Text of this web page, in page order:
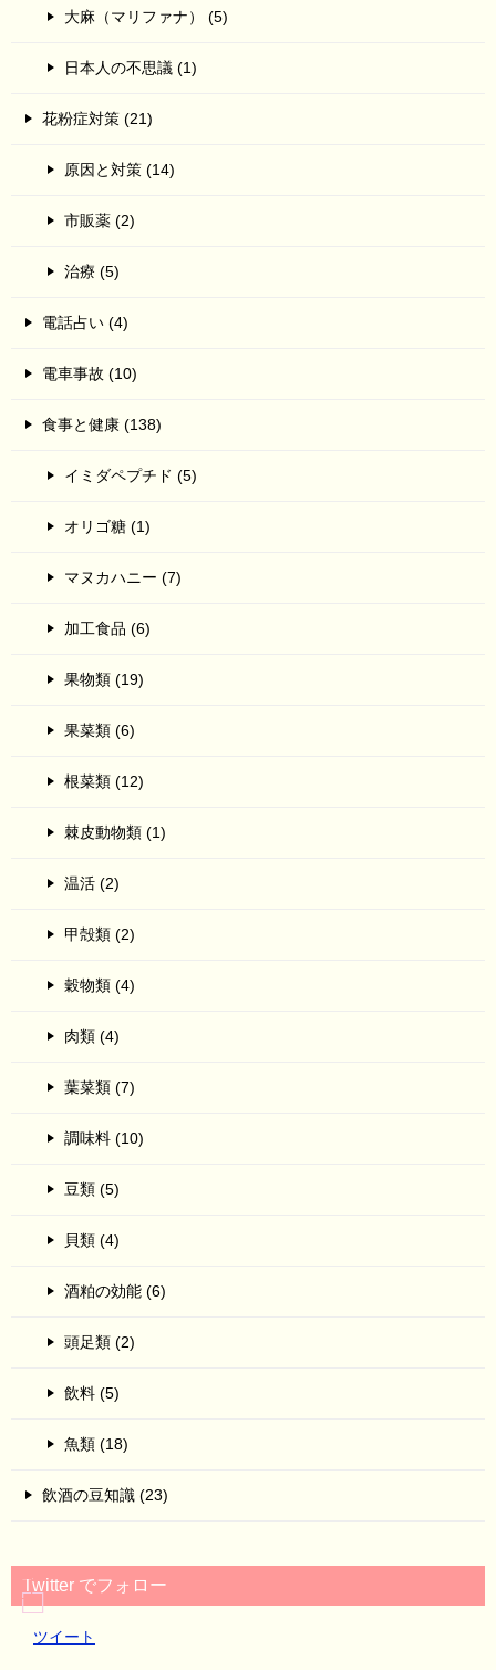
大麻（マリファナ） (5)
日本人の不思議 (1)
花粉症対策 (21)
原因と対策 (14)
市販薬 (2)
治療 (5)
電話占い (4)
電車事故 (10)
食事と健康 (138)
イミダペプチド (5)
オリゴ糖 (1)
マヌカハニー (7)
加工食品 (6)
果物類 (19)
果菜類 (6)
根菜類 (12)
棘皮動物類 (1)
温活 (2)
甲殻類 (2)
穀物類 (4)
肉類 (4)
葉菜類 (7)
調味料 (10)
豆類 (5)
貝類 (4)
酒粕の効能 (6)
頭足類 (2)
飲料 (5)
魚類 (18)
飲酒の豆知識 (23)
Twitter でフォロー
ツイート